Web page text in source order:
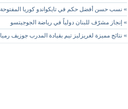
» نسب حسن أفضل حكم في تايكواندو كوريا المفتوحة
» إنجاز مشرّف للبنان دولياً في رياضة الجوجيتسو
» نتائج مميزة لغريزليز تيم بقيادة المدرب جوزيف رميا